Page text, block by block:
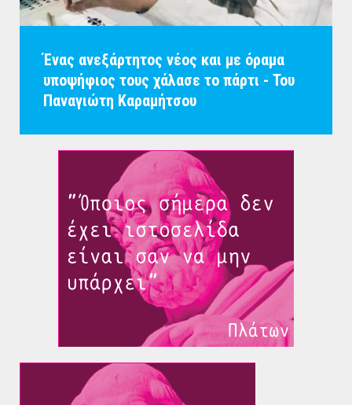
Ένας ανεξάρτητος νέος και με όραμα
υποψήφιος τους χάλασε το πάρτι - Του
Παναγιώτη Καραμήτσου